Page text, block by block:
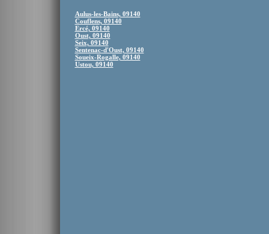
Aulus-les-Bains, 09140
Couflens, 09140
Ercé, 09140
Oust, 09140
Seix, 09140
Sentenac-d'Oust, 09140
Soueix-Rogalle, 09140
Ustou, 09140